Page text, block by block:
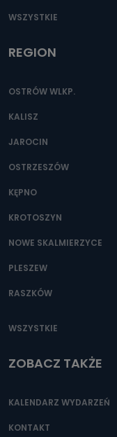
WSZYSTKIE
REGION
OSTRÓW WLKP.
KALISZ
JAROCIN
OSTRZESZÓW
KĘPNO
KROTOSZYN
NOWE SKALMIERZYCE
PLESZEW
RASZKÓW
WSZYSTKIE
ZOBACZ TAKŻE
KALENDARZ WYDARZEŃ
KONTAKT